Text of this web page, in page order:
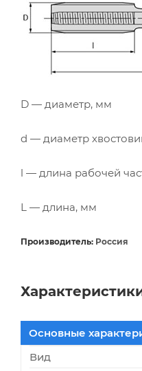
D — диаметр, мм
d — диаметр
l — длина рабочей
L — длина, мм
Производитель: Россия
Основные
Вид